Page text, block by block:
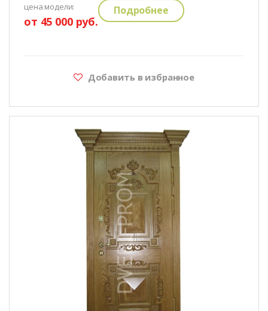
цена модели:
от 45 000 руб.
Подробнее
Добавить в избранное